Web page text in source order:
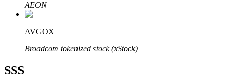
AEON
AVGOX
Broadcom tokenized stock (xStock)
SSS